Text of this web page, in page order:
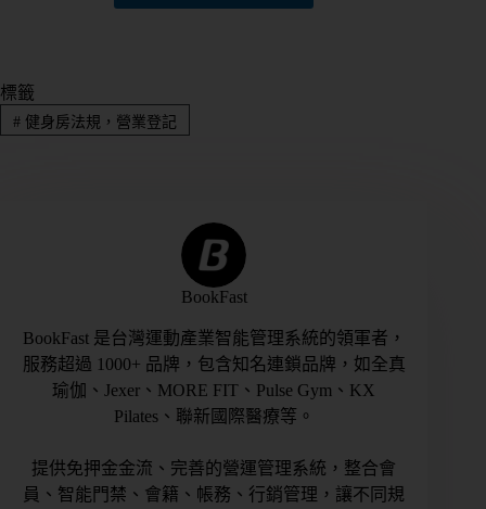
標籤
#健身房法規，營業登記
BookFast
BookFast 是台灣運動產業智能管理系統的領軍者，
服務超過 1000+ 品牌，包含知名連鎖品牌，如全真
瑜伽、Jexer、MORE FIT、Pulse Gym、KX
Pilates、聯新國際醫療等。
提供免押金金流、完善的營運管理系統，整合會
員、智能門禁、會籍、帳務、行銷管理，讓不同規